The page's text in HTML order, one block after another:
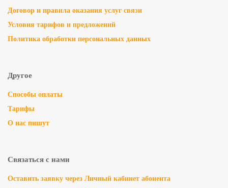
Договор и правила оказания услуг связи
Условия тарифов и предложений
Политика обработки персональных данных
Другое
Способы оплаты
Тарифы
О нас пишут
Связаться с нами
Оставить заявку через Личный кабинет абонента